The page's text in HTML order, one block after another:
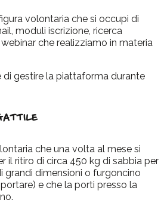
volontaria che si occupi di
moduli iscrizione, ricerca
che realizziamo in materia
di gestire la piattaforma durante
che una volta al mese si
il ritiro di circa 450 kg di sabbia per
grandi dimensioni o furgoncino
e che la porti presso la